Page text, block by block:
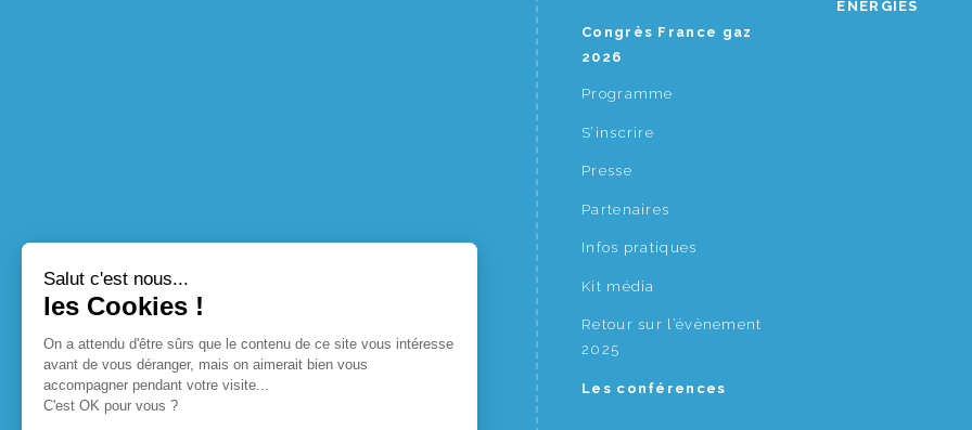
Congrès France gaz
2026
Programme
S’inscrire
Presse
Partenaires
Infos pratiques
Kit média
Retour sur l’évènement
2025
Les conférences
ENERGIES
Salut c'est nous...
les Cookies !
On a attendu d'être sûrs que le contenu de ce site vous intéresse
avant de vous déranger, mais on aimerait bien vous
accompagner pendant votre visite...
C'est OK pour vous ?